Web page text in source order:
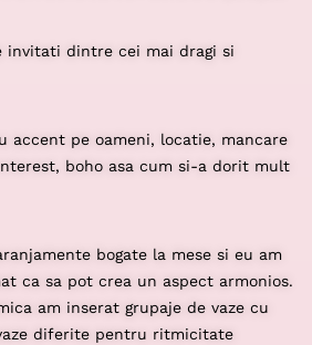
invitati dintre cei mai dragi si
accent pe oameni, locatie, mancare
boho asa cum si-a dorit mult
bogate la mese si eu am
ca sa pot crea un aspect armonios.
am inserat grupaje de vaze cu
diferite pentru ritmicitate